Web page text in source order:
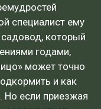
специалист ему
который
годами,
может точно
и как
Но если приезжая